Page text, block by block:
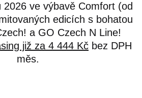
2026 ve výbavě Comfort (od
edicích s bohatou
a GO Czech N Line!
již za 4 444 Kč bez DPH
měs.